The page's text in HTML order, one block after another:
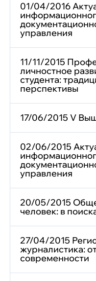
01/04/2016
управления
11/11/2015
личностное
студента:
перспективы
17/06/2015 V
02/06/2015
управления
20/05/2015
человек: в
27/04/2015
журналистика:
современности